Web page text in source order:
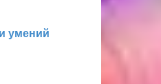
умений